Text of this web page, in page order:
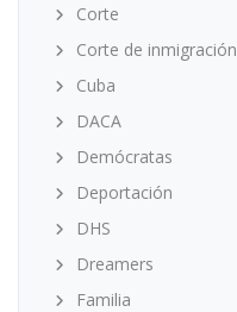
Corte
Corte de inmigración
Cuba
DACA
Demócratas
Deportación
DHS
Dreamers
Familia